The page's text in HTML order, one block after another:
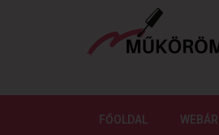
FŐOLDAL